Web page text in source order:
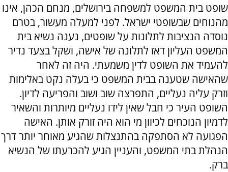
שופט בית המשפט למשפחה בירושלים, מנחם הכהן, אינו
מהנוחים שבשופטי ישראל. לפני למעלה מעשור, בטרם
נוסדה הנציבות לתלונות על שופטים, נענה נשיא בית
המשפט העליון דאז לתלונה של אישה, ושקל בצעד נדיר
להעמיד את השופט לדין משמעתי. היה זה לאחר
שהאישה שטענה בבית המשפט כי בעלה נקט באלימות
וזרק עליה נעליים, התפרצה שוב ושוב והפריעה לדיון.
השופט העיר כי חבל שאין לידו נעליים מיותרות והשאיר
לדמיון הנוכחים לכיוון מי הוא היה זורק אותן. האישה
הפגועה לא הסתפקה בהתנצלות שהגיע מאוחר יותר דרך
הנהלת בתי המשפט, והעניין הגיע להכרעתו של הנשיא
ברק.